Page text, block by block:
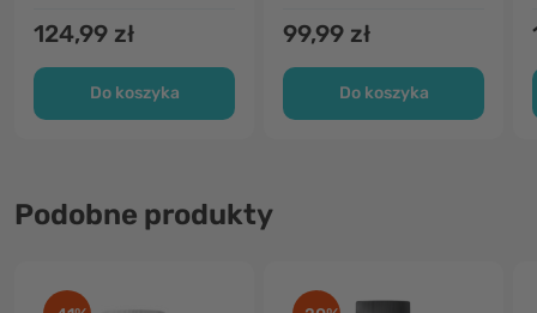
124,99 zł
Do koszyka
99,99 zł
Do koszyka
Podobne produkty